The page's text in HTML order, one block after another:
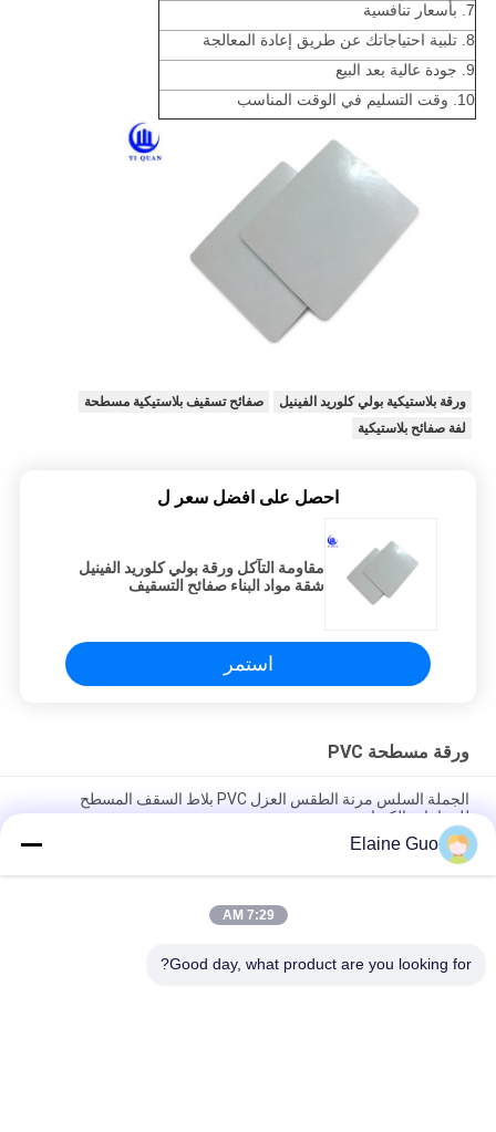
7. بأسعار تنافسية
8. تلبية احتياجاتك عن طريق إعادة المعالجة
9. جودة عالية بعد البيع
10. وقت التسليم في الوقت المناسب
ورقة بلاستيكية بولي كلوريد الفينيل
صفائح تسقيف بلاستيكية مسطحة
لفة صفائح بلاستيكية
احصل على افضل سعر ل
مقاومة التآكل ورقة بولي كلوريد الفينيل
شقة مواد البناء صفائح التسقيف
استمر
ورقة مسطحة PVC
الجملة السلس مرنة الطقس العزل PVC بلاط السقف المسطح
للصناعات الكيماوية
للحصول على ورقة البيت إيف
30 م لكل لفة من مواد البناء البلاستيكية المرنة المسطحة لمستودع
Elaine Guo
7:29 AM
Good day, what product are you looking for?